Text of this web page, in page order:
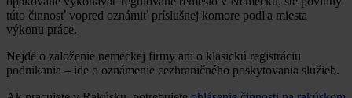
túto činnosť vopred oznámiť príslušnej komore podľa miesta
výkonu práce.
Nejde o založenie nemeckej firmy ani o klasickú registráciu
podnikania – ide o oznámenie cezhraničného poskytovania služieb.